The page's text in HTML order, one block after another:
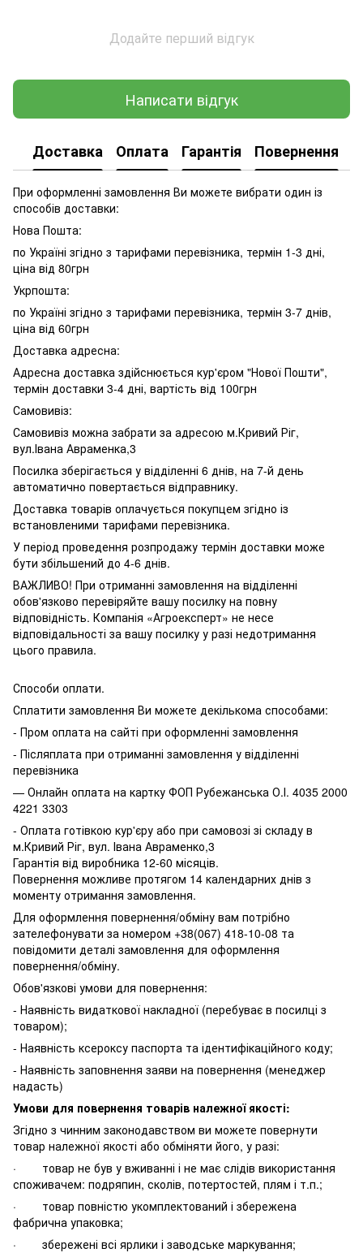
Додайте перший відгук
Написати відгук
Доставка Оплата Гарантія Повернення
При оформленні замовлення Ви можете вибрати один із
способів доставки:
Нова Пошта:
по Україні згідно з тарифами перевізника, термін 1-3 дні,
ціна від 80грн
Укрпошта:
по Україні згідно з тарифами перевізника, термін 3-7 днів,
ціна від 60грн
Доставка адресна:
Адресна доставка здійснюється кур'єром "Нової Пошти",
термін доставки 3-4 дні, вартість від 100грн
Самовивіз:
Самовивіз можна забрати за адресою м.Кривий Ріг,
вул.Івана Авраменка,3
Посилка зберігається у відділенні 6 днів, на 7-й день
автоматично повертається відправнику.
Доставка товарів оплачується покупцем згідно із
встановленими тарифами перевізника.
У період проведення розпродажу термін доставки може
бути збільшений до 4-6 днів.
ВАЖЛИВО! При отриманні замовлення на відділенні
обов'язково перевіряйте вашу посилку на повну
відповідність. Компанія «Агроексперт» не несе
відповідальності за вашу посилку у разі недотримання
цього правила.
Способи оплати.
Сплатити замовлення Ви можете декількома способами:
- Пром оплата на сайті при оформленні замовлення
- Післяплата при отриманні замовлення у відділенні
перевізника
— Онлайн оплата на картку ФОП Рубежанська О.І. 4035 2000
4221 3303
- Оплата готівкою кур'єру або при самовозі зі складу в
м.Кривий Ріг, вул. Івана Авраменко,3
Гарантія від виробника 12-60 місяців.
Повернення можливе протягом 14 календарних днів з
моменту отримання замовлення.
Для оформлення повернення/обміну вам потрібно
зателефонувати за номером +38(067) 418-10-08 та
повідомити деталі замовлення для оформлення
повернення/обміну.
Обов'язкові умови для повернення:
- Наявність видаткової накладної (перебуває в посилці з
товаром);
- Наявність ксероксу паспорта та ідентифікаційного коду;
- Наявність заповнення заяви на повернення (менеджер
надасть)
Умови для повернення товарів належної якості:
Згідно з чинним законодавством ви можете повернути
товар належної якості або обміняти його, у разі:
· товар не був у вживанні і не має слідів використання
споживачем: подряпин, сколів, потертостей, плям і т.п.;
· товар повністю укомплектований і збережена
фабрична упаковка;
· збережені всі ярлики і заводське маркування;